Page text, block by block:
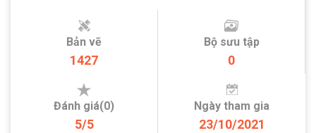
Bản vẽ
1427
Bộ sưu tập
0
Đánh giá(0)
5/5
Ngày tham gia
23/10/2021